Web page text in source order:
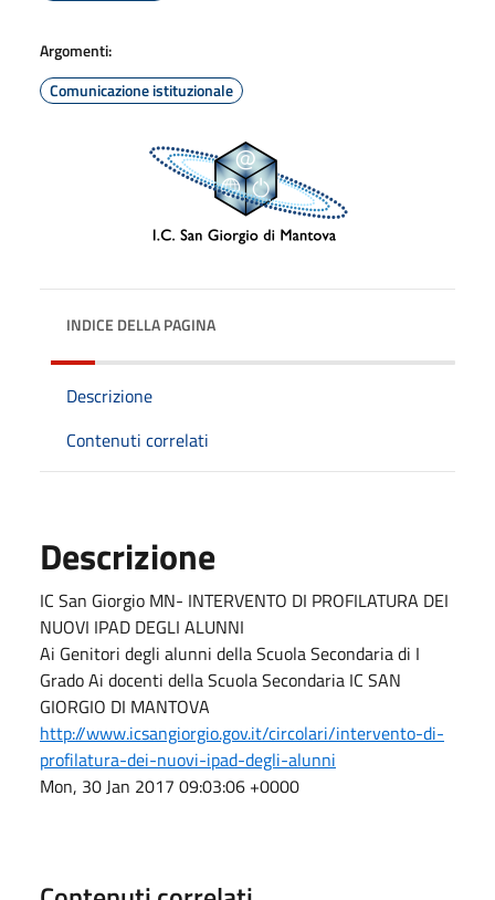
Argomenti:
Comunicazione istituzionale
INDICE DELLA PAGINA
Descrizione
Contenuti correlati
Descrizione
IC San Giorgio MN- INTERVENTO DI PROFILATURA DEI
NUOVI IPAD DEGLI ALUNNI
Ai Genitori degli alunni della Scuola Secondaria di I
Grado Ai docenti della Scuola Secondaria IC SAN
GIORGIO DI MANTOVA
http://www.icsangiorgio.gov.it/circolari/intervento-di-
profilatura-dei-nuovi-ipad-degli-alunni
Mon, 30 Jan 2017 09:03:06 +0000